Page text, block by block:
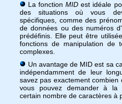
La fonctionMID est idéale
des situations où vous
spécifiques, comme des
de données ou des numéros
prédéfinis. Elle peut être
fonctions de manipulation de
complexes.
Un avantage de MID est sa
indépendamment de leur
savez pas exactement combien
vous pouvez demander à la
certain nombre de caractères à